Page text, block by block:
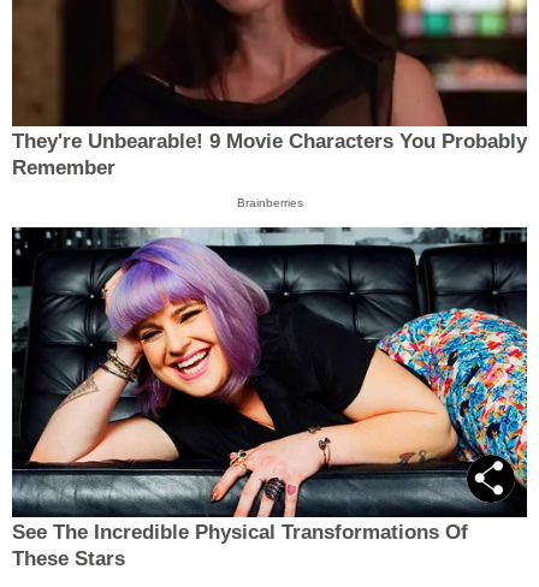
They're Unbearable! 9 Movie Characters You Probably
Remember
Brainberries
See The Incredible Physical Transformations Of
These Stars